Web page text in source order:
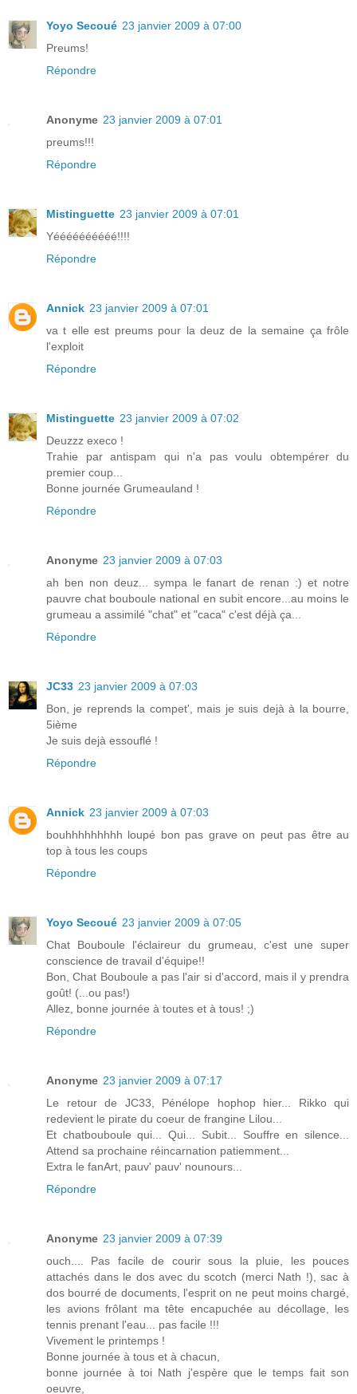
Yoyo Secoué 23 janvier 2009 à 07:00
Preums!
Répondre
Anonyme 23 janvier 2009 à 07:01
preums!!!
Répondre
Mistinguette 23 janvier 2009 à 07:01
Yéééééééééé!!!!
Répondre
Annick 23 janvier 2009 à 07:01
va t elle est preums pour la deuz de la semaine ça frôle
l'exploit
Répondre
Mistinguette 23 janvier 2009 à 07:02
Deuzzz execo !
Trahie par antispam qui n'a pas voulu obtempérer du
premier coup...
Bonne journée Grumeauland !
Répondre
Anonyme 23 janvier 2009 à 07:03
ah ben non deuz... sympa le fanart de renan :) et notre
pauvre chat bouboule national en subit encore...au moins le
grumeau a assimilé "chat" et "caca" c'est déjà ça...
Répondre
JC33 23 janvier 2009 à 07:03
Bon, je reprends la compet', mais je suis dejà à la bourre,
5ième
Je suis dejà essouflé !
Répondre
Annick 23 janvier 2009 à 07:03
bouhhhhhhhhh loupé bon pas grave on peut pas être au
top à tous les coups
Répondre
Yoyo Secoué 23 janvier 2009 à 07:05
Chat Bouboule l'éclaireur du grumeau, c'est une super
conscience de travail d'équipe!!
Bon, Chat Bouboule a pas l'air si d'accord, mais il y prendra
goût! (...ou pas!)
Allez, bonne journée à toutes et à tous! ;)
Répondre
Anonyme 23 janvier 2009 à 07:17
Le retour de JC33, Pénélope hophop hier... Rikko qui
redevient le pirate du coeur de frangine Lilou...
Et chatbouboule qui... Qui... Subit... Souffre en silence...
Attend sa prochaine réincarnation patiemment...
Extra le fanArt, pauv' pauv' nounours...
Répondre
Anonyme 23 janvier 2009 à 07:39
ouch.... Pas facile de courir sous la pluie, les pouces
attachés dans le dos avec du scotch (merci Nath !), sac à
dos bourré de documents, l'esprit on ne peut moins chargé,
les avions frôlant ma tête encapuchée au décollage, les
tennis prenant l'eau... pas facile !!!
Vivement le printemps !
Bonne journée à tous et à chacun,
bonne journée à toi Nath j'espère que le temps fait son
oeuvre,